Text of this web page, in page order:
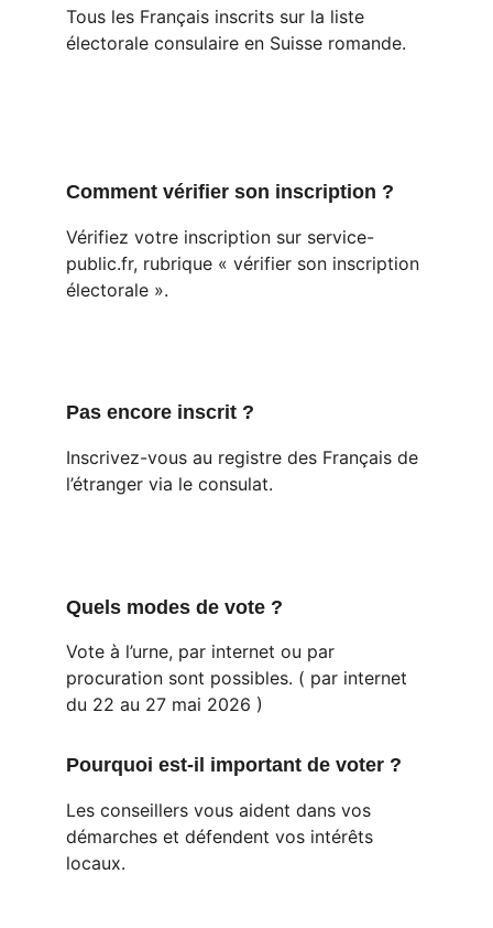
Tous les Français inscrits sur la liste
électorale consulaire en Suisse romande.
Comment vérifier son inscription ?
Vérifiez votre inscription sur service-
public.fr, rubrique « vérifier son inscription
électorale ».
Pas encore inscrit ?
Inscrivez-vous au registre des Français de
l’étranger via le consulat.
Quels modes de vote ?
Vote à l’urne, par internet ou par
procuration sont possibles. ( par internet
du 22 au 27 mai 2026 )
Pourquoi est-il important de voter ?
Les conseillers vous aident dans vos
démarches et défendent vos intérêts
locaux.